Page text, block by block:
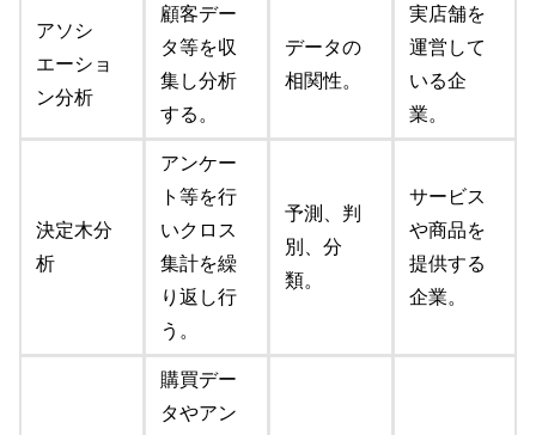
アソシ
エーショ
ン分析
顧客デー
タ等を収
集し分析
する。
データの
相関性。
実店舗を
運営して
いる企
業。
決定木分
析
アンケー
ト等を行
いクロス
集計を繰
り返し行
う。
予測、判
別、分
類。
サービス
や商品を
提供する
企業。
購買デー
タやアン